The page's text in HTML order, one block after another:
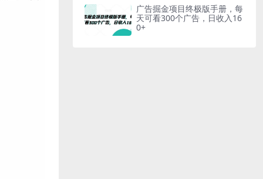
广告掘金项目终极版手册，每
天可看300个广告，日收入16
0+